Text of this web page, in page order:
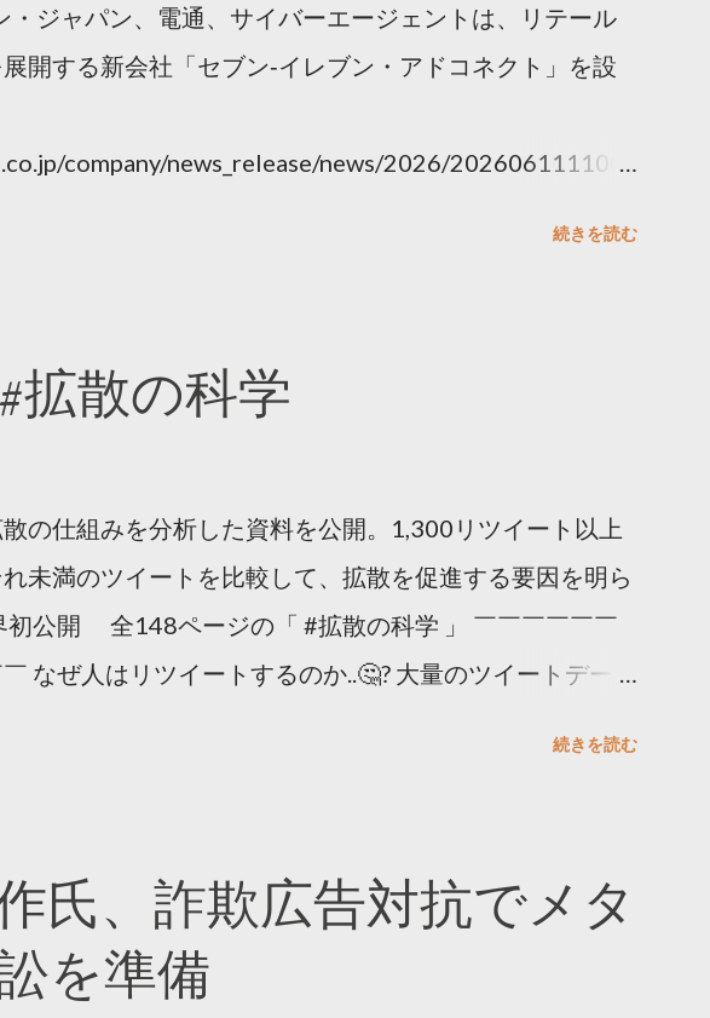
・ジャパン、電通、サイバーエージェントは、リテール
開する新会社「セブン‐イレブン・アドコネクト」を設
company/news_release/news/2026/202606111100.
続きを読む
拡散の科学
の仕組みを分析した資料を公開。1,300リツイート以上
未満のツイートを比較して、拡散を促進する要因を明ら
初公開 全148ページの「 #拡散の科学 」 ￣￣￣￣￣￣
なぜ人はリツイートするのか..🤔? 大量のツイートデータ
ja/insights/kakusan
続きを読む
氏、詐欺広告対抗でメタ
を準備